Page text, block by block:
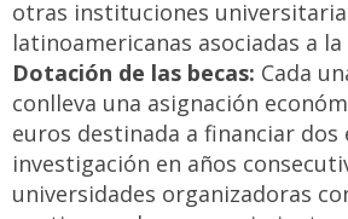
otras instituciones
latinoamericanas asociadas a la
Dotación de las becas: Cada
conlleva una asignación
euros destinada a financiar dos
investigación en años
universidades organizadoras